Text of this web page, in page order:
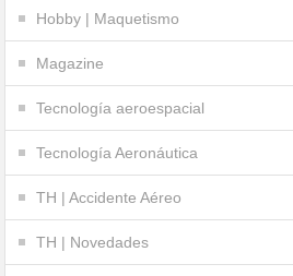
Hobby | Maquetismo
Magazine
Tecnología aeroespacial
Tecnología Aeronáutica
TH | Accidente Aéreo
TH | Novedades